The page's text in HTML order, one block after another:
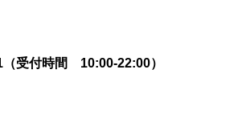
受付時間 10:00-22:00）